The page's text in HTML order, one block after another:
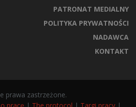
PATRONAT MEDIALNY
POLITYKA PRYWATNOŚCI
NADAWCA
KONTAKT
prawa zastrzeżone.